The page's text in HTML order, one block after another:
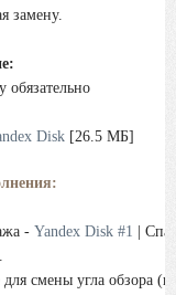
замену.
обязательно
Disk [26.5 МБ]
- Yandex Disk #1 |
.
смены угла обзора (в